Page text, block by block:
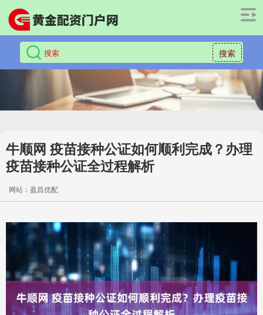
搜索
牛顺网 疫苗接种公证如何顺利完成？办理
疫苗接种公证全过程解析
网站：盈昌优配